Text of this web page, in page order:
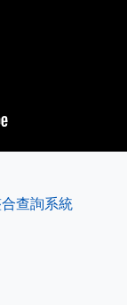
查詢系統